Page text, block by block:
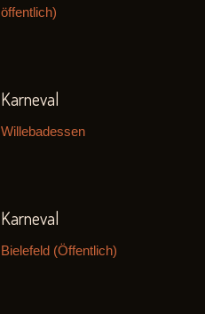
öffentlich)
Karneval
Willebadessen
Karneval
Bielefeld (Öffentlich)